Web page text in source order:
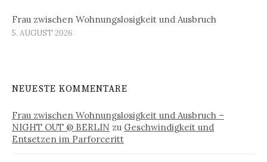
Frau zwischen Wohnungslosigkeit und Ausbruch
5. AUGUST 2026
NEUESTE KOMMENTARE
Frau zwischen Wohnungslosigkeit und Ausbruch –
NIGHT OUT @ BERLIN zu Geschwindigkeit und
Entsetzen im Parforceritt